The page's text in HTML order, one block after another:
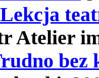
Lekcja
Atelier
bez